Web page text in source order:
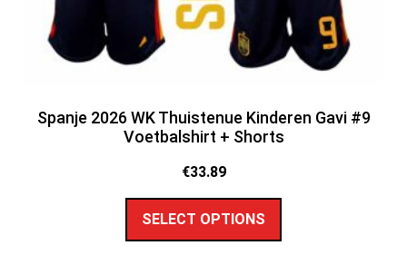
Spanje 2026 WK Thuistenue Kinderen Gavi #9
Voetbalshirt + Shorts
€33.89
SELECT OPTIONS